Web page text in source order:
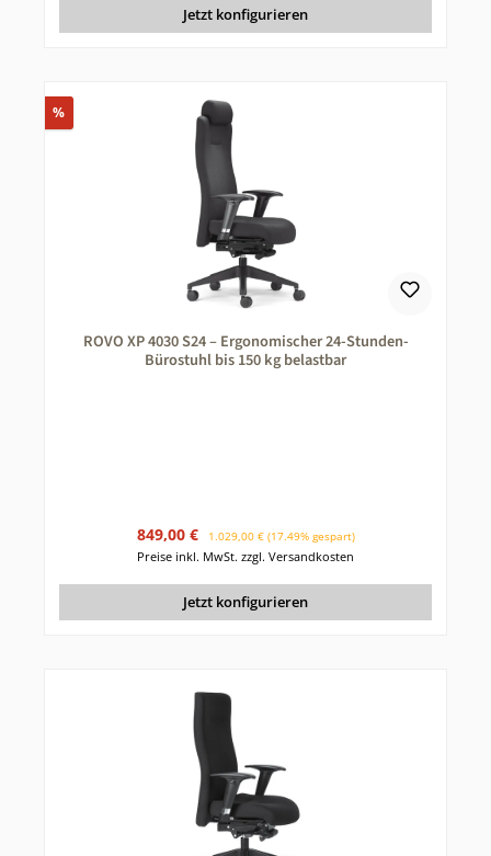
Jetzt konfigurieren
%Rabatt
ROVO XP 4030 S24 – Ergonomischer 24-Stunden-
Bürostuhl bis 150 kg belastbar
Verkaufspreis:
849,00 € Regulärer Preis:
1.029,00 € (17.49% gespart)
Preise inkl. MwSt. zzgl. Versandkosten
Jetzt konfigurieren